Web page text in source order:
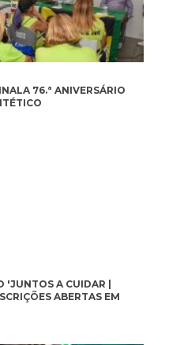
76.ª ANIVERSÁRIO
'JUNTOS A CUIDAR |
ABERTAS EM